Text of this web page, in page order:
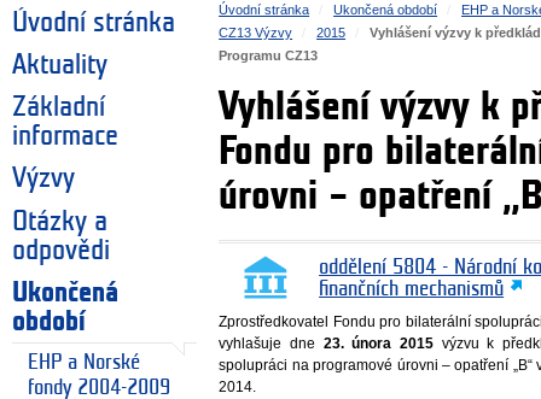
Úvodní stránka
Aktuality
Základní
informace
Výzvy
Otázky a
odpovědi
Ukončená
období
EHP a Norské
fondy 2004-2009
Úvodní stránka Ukončená období
EHP a
CZ13 Výzvy
2015
Vyhlášení výzvy k
Programu CZ13
Vyhlášení výzvy k
Fondu pro
úrovni – opatření
oddělení 5804 - Národní
finančních mechanismů
Zprostředkovatel Fondu pro bilaterální
vyhlašuje dne 23. února 2015výzvu k
spolupráci na programové úrovni – opatření
2014.